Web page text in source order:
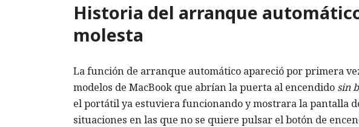
Historia del arranque
molesta
La función de arranque automático apareció por primera
modelos de MacBook que abrían la puerta al encendido sin
el portátil ya estuviera funcionando y mostrara la pantalla
situaciones en las que no se quiere pulsar el botón de